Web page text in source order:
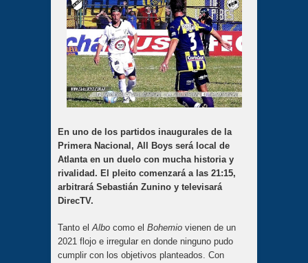
En uno de los partidos inaugurales de la
Primera Nacional, All Boys será local de
Atlanta en un duelo con mucha historia y
rivalidad. El pleito comenzará a las 21:15,
arbitrará Sebastián Zunino y televisará
DirecTV.
Tanto elAlbo como el Bohemio vienen de un
2021 flojo e irregular en donde ninguno pudo
cumplir con los objetivos planteados. Con